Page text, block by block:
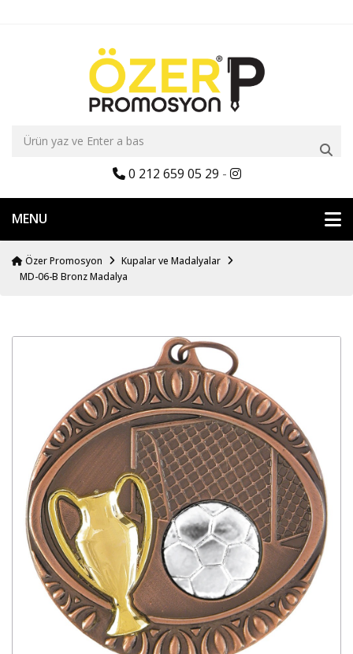
0 212 659 05 29 -
MENU
Özer Promosyon
Kupalar ve Madalyalar
MD-06-B Bronz Madalya